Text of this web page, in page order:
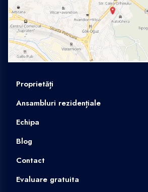
Proprietăți
Ansambluri rezidențiale
Echipa
Blog
Contact
Evaluare gratuita